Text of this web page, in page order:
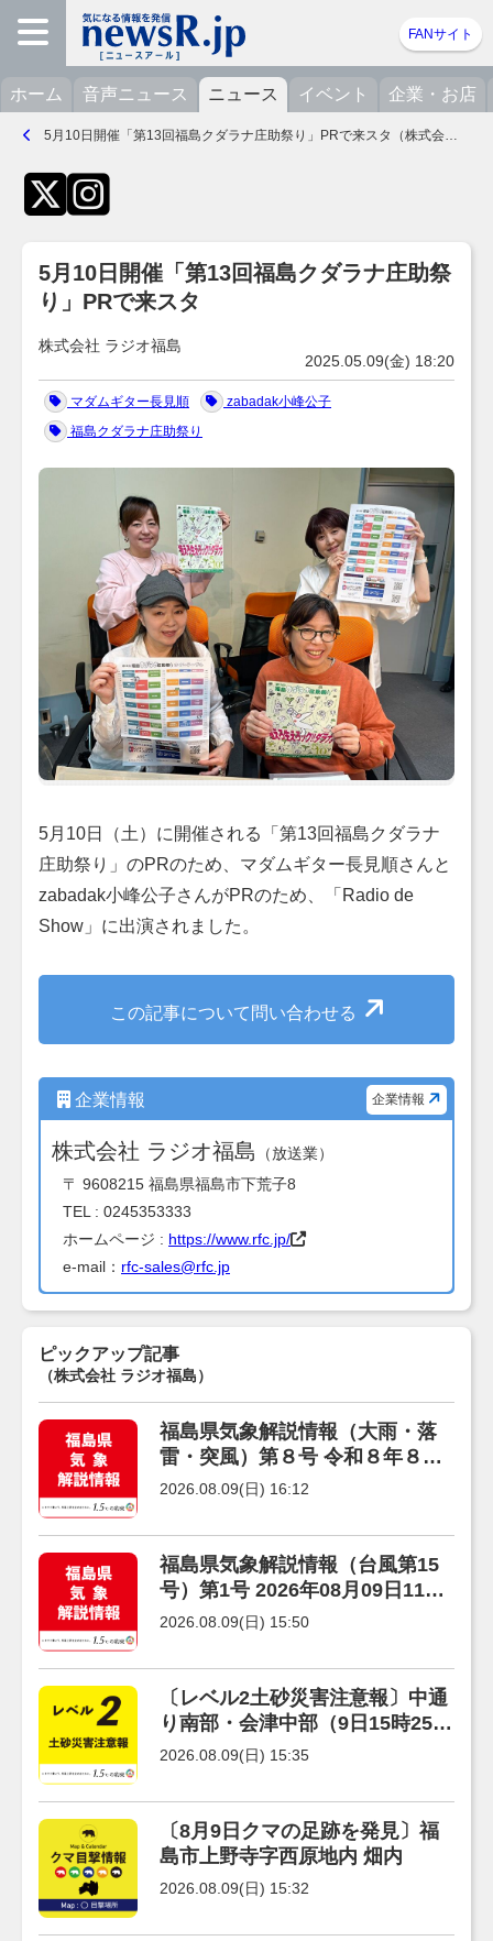
FANサイト
ホーム 音声ニュース ニュース イベント 企業・お店
5月10日開催「第13回福島クダラナ庄助祭り」PRで来スタ（株式会社 ラジオ福島）- 2025.05.09(金) 18:20
5月10日開催「第13回福島クダラナ庄助祭
り」PRで来スタ
株式会社 ラジオ福島
2025.05.09(金) 18:20
マダムギター長見順
zabadak小峰公子
福島クダラナ庄助祭り
5月10日（土）に開催される「第13回福島クダラナ
庄助祭り」のPRのため、マダムギター長見順さんと
zabadak小峰公子さんがPRのため、「Radio de
Show」に出演されました。
この記事について問い合わせる
企業情報 企業情報
株式会社 ラジオ福島
（放送業）
〒 9608215 福島県福島市下荒子8
TEL : 0245353333
ホームページ : https://www.rfc.jp/
e-mail： rfc-sales@rfc.jp
ピックアップ記事
（株式会社 ラジオ福島）
福島県気象解説情報（大雨・落
雷・突風）第８号 令和８年８月
９日１６時０８分 福島地方気
2026.08.09(日) 16:12
福島県気象解説情報（台風第15
号）第1号 2026年08月09日11時
17分 福島地方気象台発表
2026.08.09(日) 15:50
〔レベル2土砂災害注意報〕中通
り南部・会津中部（9日15時25
分）
2026.08.09(日) 15:35
〔8月9日クマの足跡を発見〕福
島市上野寺字西原地内 畑内
2026.08.09(日) 15:32